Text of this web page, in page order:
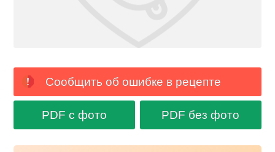
Сообщить об ошибке в рецепте
PDF с фото PDF без фото